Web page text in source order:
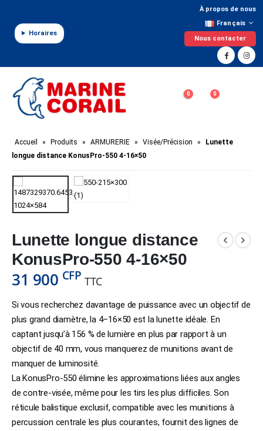
Horaires
À propos de nous
Français
Nous contacter
0 0
Accueil » Produits » ARMURERIE » Visée/Précision »
Lunette
longue distance KonusPro-550 4-16×50
Lunette longue distance
KonusPro-550 4-16×50
31 900 CFP TTC
Si vous recherchez davantage de puissance avec un objectif de
plus grand diamètre, la 4–16×50 est la lunette idéale. En
captant jusqu’à 156 % de lumière en plus par rapport à un
objectif de 40 mm, vous manquerez de munitions avant de
manquer de luminosité.
La KonusPro-550 élimine les approximations liées aux angles
de contre-visée, même pour les tirs les plus difficiles. Son
réticule balistique exclusif, compatible avec les munitions à
percussion centrale les plus courantes, fournit des lignes de